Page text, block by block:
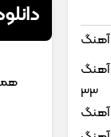
33
آهنگ